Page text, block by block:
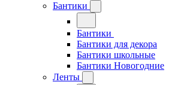
Бантики
Бантики
Бантики для декора
Бантики школьные
Бантики Новогодние
Ленты